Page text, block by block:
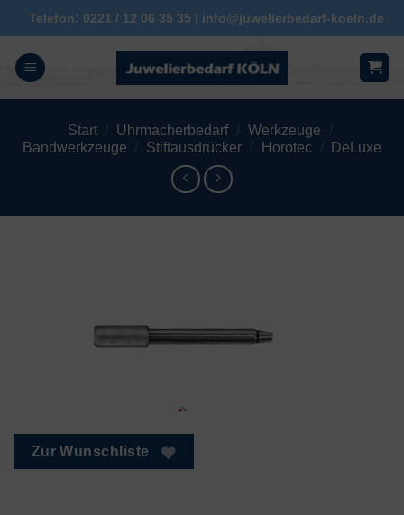
Zum
Inhalt
springen
Telefon: 0221 / 12 06 35 35 | info@juwelierbedarf-koeln.de
Start / Uhrmacherbedarf / Werkzeuge
/
Bandwerkzeuge / Stiftausdrücker / Horotec / DeLuxe
Zur Wunschliste